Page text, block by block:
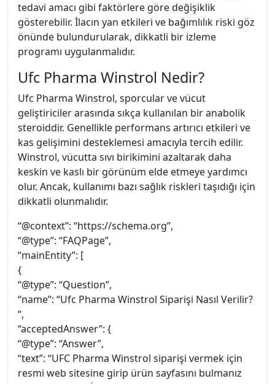
tedavi amacı gibi faktörlere göre değişiklik
gösterebilir. İlacın yan etkileri ve bağımlılık riski göz
önünde bulundurularak, dikkatli bir izleme
programı uygulanmalıdır.
Ufc Pharma Winstrol Nedir?
Ufc Pharma Winstrol, sporcular ve vücut
geliştiriciler arasında sıkça kullanılan bir anabolik
steroiddir. Genellikle performans artırıcı etkileri ve
kas gelişimini desteklemesi amacıyla tercih edilir.
Winstrol, vücutta sıvı birikimini azaltarak daha
keskin ve kaslı bir görünüm elde etmeye yardımcı
olur. Ancak, kullanımı bazı sağlık riskleri taşıdığı için
dikkatli olunmalıdır.
“@context”: “https://schema.org”,
“@type”: “FAQPage”,
“mainEntity”: [
{
“@type”: “Question”,
“name”: “Ufc Pharma Winstrol Siparişi Nasıl Verilir?
“,
“acceptedAnswer”: {
“@type”: “Answer”,
“text”: “UFC Pharma Winstrol siparişi vermek için
resmi web sitesine girip ürün sayfasını bulmanız